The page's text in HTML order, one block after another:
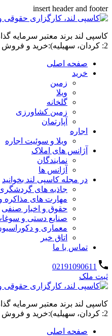
insert header and footer
2: کردان، سهیلیه):خرید و فروش ،رهن و اجاره
صفحه اصلی
خرید
زمین
ویلا
گلخانه
زمین کشاورزی
آپارتمان
اجاره
ویلا و سوئیت اجاره
آژانس های املاک
نمایندگان
آژانس ها
در مجله کاسپی لند بخوانید
جاذبه های
مهارت های
حقوق و اخبار صنفی
صنایع دستی و
معماری و
اتاق خبر
تماس با ما
02191090611
ثبت ملک
2: کردان، سهیلیه):خرید و فروش ،رهن و اجاره
صفحه اصلی